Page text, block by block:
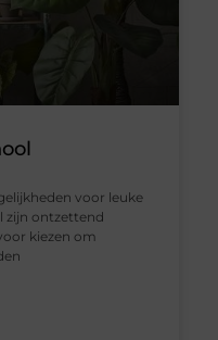
voor leuke
zijn ontzettend
kiezen om